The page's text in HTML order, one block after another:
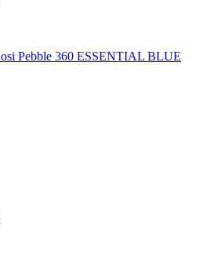
Pebble 360 ESSENTIAL BLUE